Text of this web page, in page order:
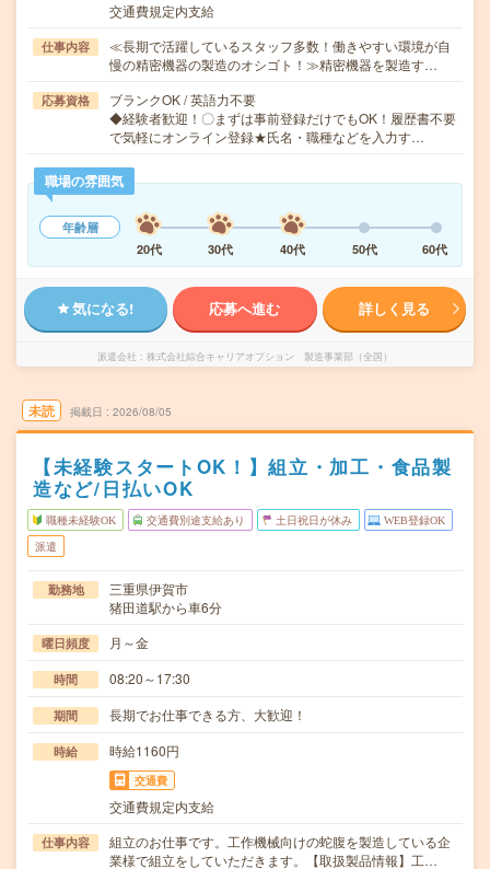
交通費規定内支給
仕事内容
≪長期で活躍しているスタッフ多数！働きやすい環境が自
慢の精密機器の製造のオシゴト！≫精密機器を製造す…
応募資格
ブランクOK / 英語力不要
◆経験者歓迎！〇まずは事前登録だけでもOK！履歴書不要
で気軽にオンライン登録★氏名・職種などを入力す…
職場の雰囲気
年齢層
20代
30代 40代 50代 60代
気になる! 応募へ進む 詳しく見る
派遣会社 株式会社綜合キャリアオプション 製造事業部（全国）
未読 掲載日 2026/08/05
【未経験スタートOK！】組立・加工・食品製
造など/日払いOK
職種未経験OK 交通費別途支給あり 土日祝日が休み WEB登録OK
派遣
勤務地
三重県伊賀市
猪田道駅から車6分
曜日頻度 月～金
時間 08:20～17:30
期間 長期でお仕事できる方、大歓迎！
時給 時給1160円
交通費
交通費規定内支給
仕事内容
組立のお仕事です。工作機械向けの蛇腹を製造している企
業様で組立をしていただきます。【取扱製品情報】工…